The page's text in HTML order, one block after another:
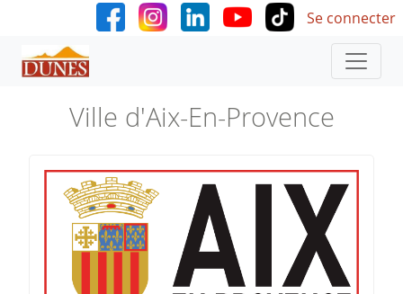
Aller au contenu principal User
Se connecter
Ville d'Aix-En-Provence